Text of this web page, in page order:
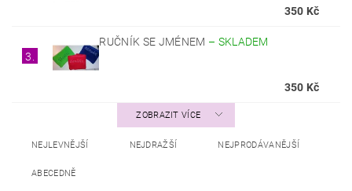
350 Kč
3.
RUČNÍK SE JMÉNEM – SKLADEM
350 Kč
ZOBRAZIT VÍCE
NEJLEVNĚJŠÍ NEJDRAŽŠÍ NEJPRODÁVANĚJŠÍ
ABECEDNĚ